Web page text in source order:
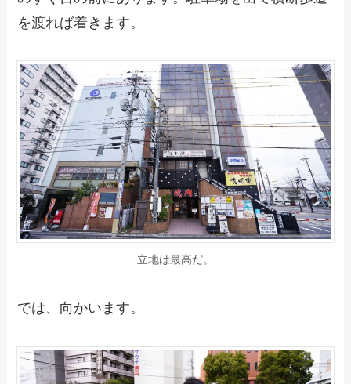
を渡れば着きます。
立地は最高だ。
では、向かいます。